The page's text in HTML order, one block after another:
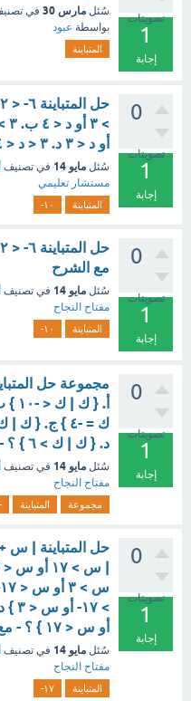
تصويتات
1
إجابة
سُئل مارس 30 في
بواسطة عبود
المتباينة
0
تصويتات
1
إجابة
أو د < ٣ د. ٣ < د < ٤ ؟ - مع الشرح
سُئل مايو 14 في تصنيف
مستشار تعليمي
المتباينة ١٠-
0
تصويتات
1
إجابة
مع الشرح
سُئل مايو 14 في تصنيف
مفتاح النجاح
المتباينة ١٠-
0
تصويتات
1
إجابة
د. { ك | ك > ٦ } ؟ - مع الشرح
سُئل مايو 14 في تصنيف
مفتاح النجاح
مجموعة المتباينة -١٠
0
تصويتات
1
إجابة
أو س < ١٧ } ؟ - مع الشرح
سُئل مايو 14 في تصنيف
مفتاح النجاح
المتباينة ١٧-